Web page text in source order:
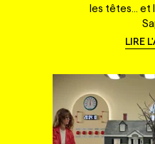
les têtes... et
LIRE